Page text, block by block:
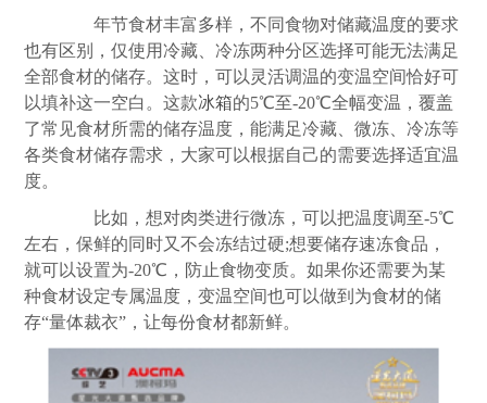
年节食材丰富多样，不同食物对储藏温度的要求
也有区别，仅使用冷藏、冷冻两种分区选择可能无法满足
全部食材的储存。这时，可以灵活调温的变温空间恰好可
以填补这一空白。这款冰箱的5℃至-20℃全幅变温，覆盖
了常见食材所需的储存温度，能满足冷藏、微冻、冷冻等
各类食材储存需求，大家可以根据自己的需要选择适宜温
度。
比如，想对肉类进行微冻，可以把温度调至-5℃
左右，保鲜的同时又不会冻结过硬;想要储存速冻食品，
就可以设置为-20℃，防止食物变质。如果你还需要为某
种食材设定专属温度，变温空间也可以做到为食材的储
存“量体裁衣”，让每份食材都新鲜。